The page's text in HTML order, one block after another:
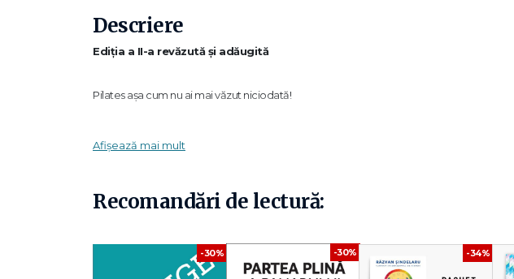
Descriere
Ediția a II-a revăzută și adăugită
Pilates așa cum nu ai mai văzut niciodată!
Karen și Rael sunt două dintre cele mai respectate nume în domeniul Pilates, iar
pasiunea lor pentru această disciplină. Această carte se află în topul lecturilor mele.
Anatomia este o știință fundamentală, absolut necesară pentru a înțelege cu
mișcare și aplicarea anatomiei la principiile de bază ale Pilates."
Dr. Brent Anderson, președinte al Polestar Life Retreats și al Southwind Retreat
Afișează mai mult
Recomandări de lectură:
-30% -30% -34%